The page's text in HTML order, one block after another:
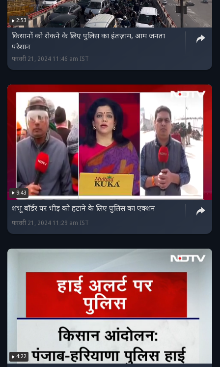
2:53
किसानों को रोकने के लिए पुलिस का इंतज़ाम, आम जनता
परेशान
फ़रवरी 21, 2024 11:46 am IST
9:43
शंभू बॉर्डर पर भीड़ को हटाने के लिए पुलिस का एक्शन
फ़रवरी 21, 2024 11:29 am IST
4:22